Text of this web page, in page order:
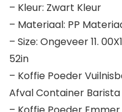
– Kleur: Zwart Kleur
– Materiaal: PP
– Size: Ongeveer 11.
52in
– Koffie Poeder
Afval Container